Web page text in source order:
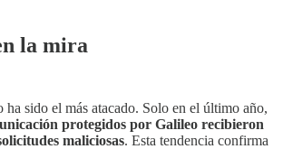
la mira
ha sido el más atacado. Solo en el último año,
protegidos por Galileo recibieron
maliciosas. Esta tendencia confirma